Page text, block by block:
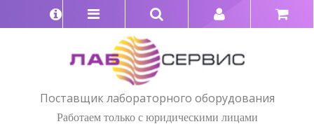
Поставщик лабораторного оборудования
Работаем только с юридическими лицами